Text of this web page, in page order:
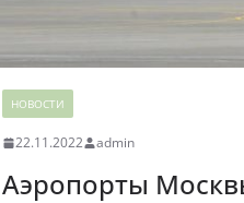
НОВОСТИ
22.11.2022 admin
Аэропорты